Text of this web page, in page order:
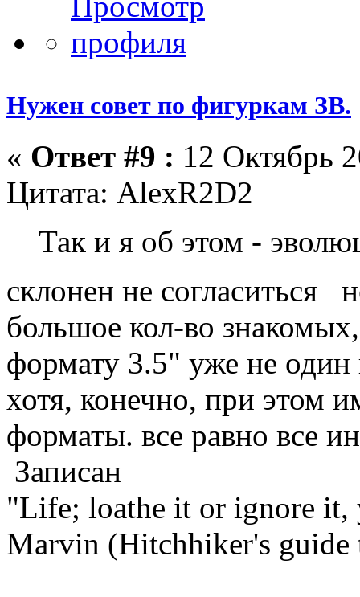
Нужен совет по фигуркам ЗВ.
« Ответ #9 : 12 Октябрь
Цитата: AlexR2D2
Так и я об этом -
склонен не согласиться
большое кол-во
формату 3.5" уже не один
хотя, конечно, при этом
форматы. все равно все
Записан
"Life; loathe it or ignore
Marvin (Hitchhiker's guide